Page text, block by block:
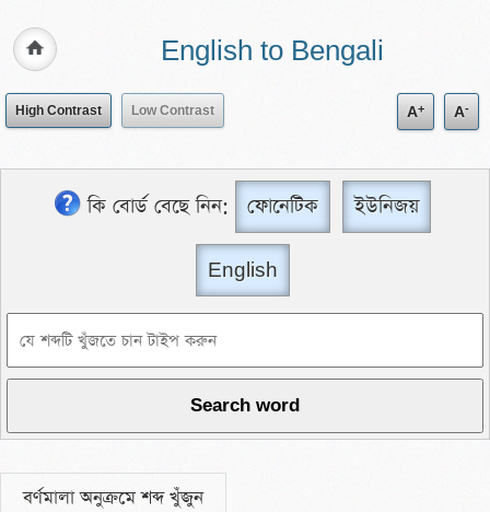
English to Bengali
High Contrast Low Contrast A+ A-
কি বোর্ড বেছে নিন: ফোনেটিক ইউনিজয়
English
বর্ণমালা অনুক্রমে শব্দ খুঁজুন